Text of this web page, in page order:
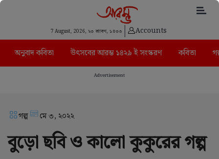
7 August, 2026, ২৩ শ্রাবণ, ১৪৩৩ Accounts
অনুবাদ কবিতা উৎসবের আরম্ভ ১৪২৯ ই সংস্করণ কবিতা
Advertisement
গল্প মে ৩, ২০২২
বুড়ো ছবি ও কালো কুকুরের গল্প